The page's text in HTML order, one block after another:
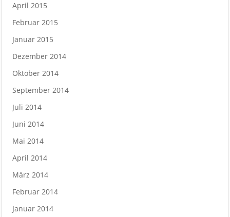
April 2015
Februar 2015
Januar 2015
Dezember 2014
Oktober 2014
September 2014
Juli 2014
Juni 2014
Mai 2014
April 2014
März 2014
Februar 2014
Januar 2014